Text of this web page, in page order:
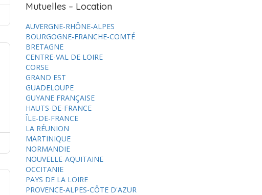
Mutuelles – Location
AUVERGNE-RHÔNE-ALPES
BOURGOGNE-FRANCHE-COMTÉ
BRETAGNE
CENTRE-VAL DE LOIRE
CORSE
GRAND EST
GUADELOUPE
GUYANE FRANÇAISE
HAUTS-DE-FRANCE
ÎLE-DE-FRANCE
LA RÉUNION
MARTINIQUE
NORMANDIE
NOUVELLE-AQUITAINE
OCCITANIE
PAYS DE LA LOIRE
PROVENCE-ALPES-CÔTE D'AZUR